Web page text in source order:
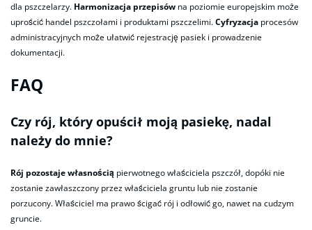
dla pszczelarzy. Harmonizacja przepisów na poziomie europejskim może
uprościć handel pszczołami i produktami pszczelimi.Cyfryzacja procesów
administracyjnych może ułatwić rejestrację pasiek i prowadzenie
dokumentacji.
FAQ
Czy rój, który opuścił moją pasiekę, nadal
należy do mnie?
Rój pozostaje własnością pierwotnego właściciela pszczół, dopóki nie
zostanie zawłaszczony przez właściciela gruntu lub nie zostanie
porzucony. Właściciel ma prawo ścigać rój i odłowić go, nawet na cudzym
gruncie.